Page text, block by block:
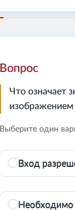
Вопрос
Что означает
изображением
Выберите один
Вход
Необходимо